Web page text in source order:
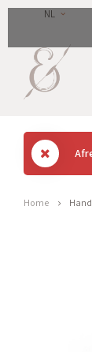
NL
Home